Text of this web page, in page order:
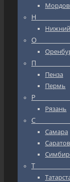
Пенза
Пермь
Рязань
Самара
Саратов